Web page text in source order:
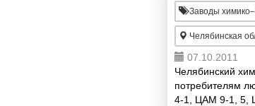
Заводы
Челябинская
07.10.2011
Челябинский
потребителям
4-1, ЦАМ 9-1, 5,